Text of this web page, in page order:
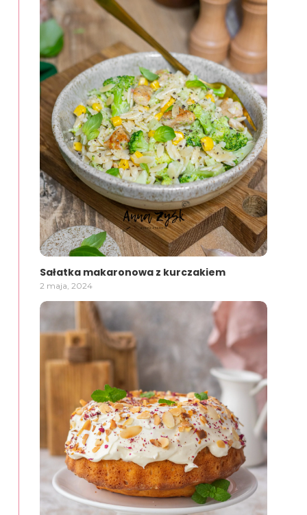
Sałatka makaronowa z kurczakiem
2 maja, 2024